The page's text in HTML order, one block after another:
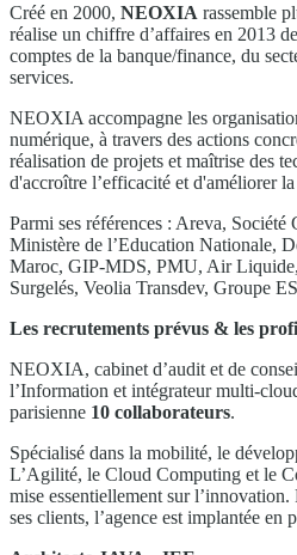
Créé en 2000, NEOXIA rassemble
réalise un chiffre d’affaires en 2013
comptes de la banque/finance, du
services.
NEOXIA accompagne les
numérique, à travers des actions
réalisation de projets et maîtrise des
d'accroître l’efficacité et d'améliorer
Parmi ses références : Areva,
Ministère de l’Education Nationale,
Maroc, GIP-MDS, PMU, Air
Surgelés, Veolia Transdev, Groupe
Les recrutements prévus & les
NEOXIA, cabinet d’audit et de
l’Information et intégrateur multi-
parisienne 10 collaborateurs.
Spécialisé dans la mobilité, le
L’Agilité, le Cloud Computing et le
mise essentiellement sur
ses clients, l’agence est implantée en